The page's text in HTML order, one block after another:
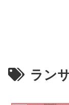
ラン